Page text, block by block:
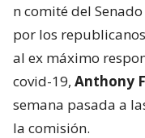
n comité del
por los
al ex máximo
covid-19, Anthony
semana pasada a
la comisión.